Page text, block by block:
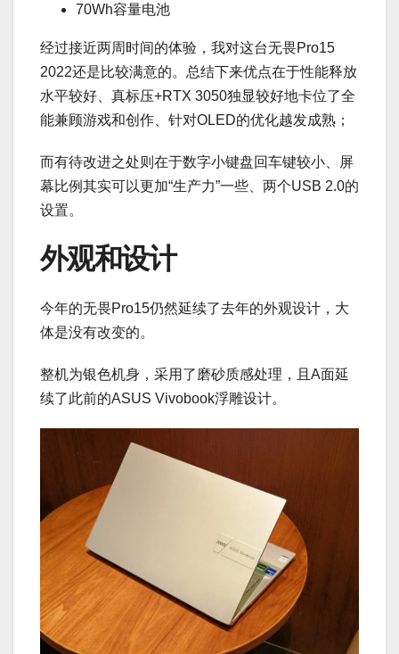
70Wh容量电池
经过接近两周时间的体验，我对这台无畏Pro15
2022还是比较满意的。总结下来优点在于性能释放
水平较好、真标压+RTX 3050独显较好地卡位了全
能兼顾游戏和创作、针对OLED的优化越发成熟；
而有待改进之处则在于数字小键盘回车键较小、屏
幕比例其实可以更加“生产力”一些、两个USB 2.0的
设置。
外观和设计
今年的无畏Pro15仍然延续了去年的外观设计，大
体是没有改变的。
整机为银色机身，采用了磨砂质感处理，且A面延
续了此前的ASUS Vivobook浮雕设计。